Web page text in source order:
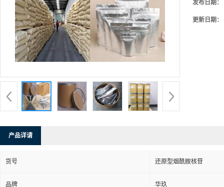
发布日期：
更新日期：
产品详请
货号 还原型烟酰胺核苷
品牌 华玖